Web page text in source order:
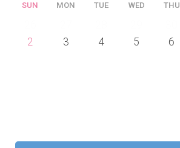
SUN MON TUE WED THU
2
3 4 5 6